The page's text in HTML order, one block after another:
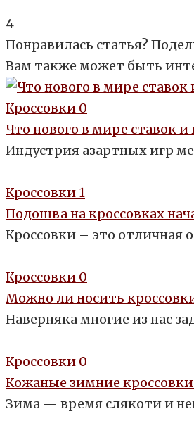
4
Понравилась статья?
Вам также может быть
Кроссовки 0
Что нового в мире ставок
Индустрия азартных игр
Кроссовки 1
Подошва на кроссовках
Кроссовки – это отличная
Кроссовки 0
Можно ли носить
Наверняка многие из нас
Кроссовки 0
Кожаные зимние
Зима — время слякоти и